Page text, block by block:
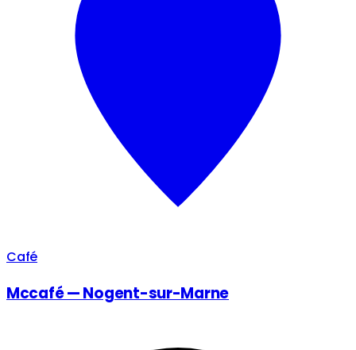
Café
Mccafé — Nogent-sur-Marne